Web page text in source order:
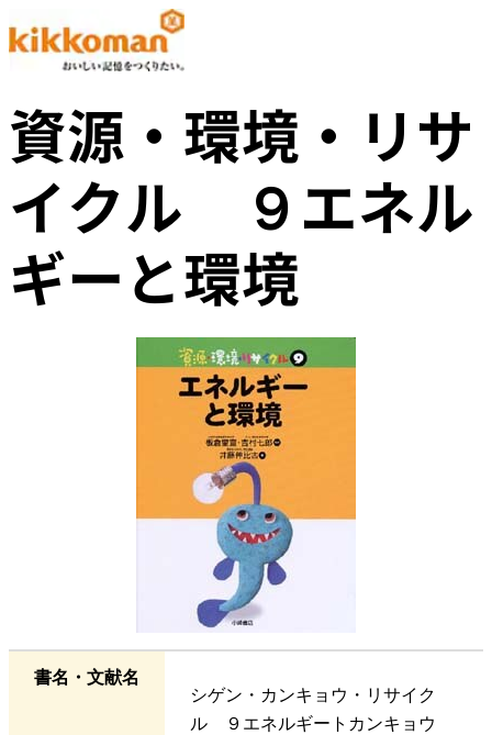
資源・環境・リサ
イクル ９エネル
ギーと環境
書名・文献名
シゲン・カンキョウ・リサイク
ル ９エネルギートカンキョウ